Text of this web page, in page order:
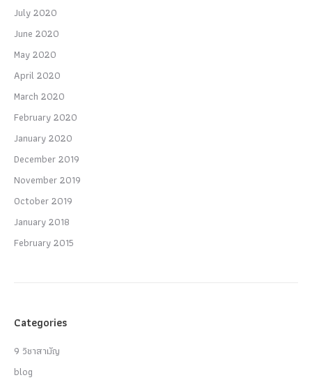
July 2020
June 2020
May 2020
April 2020
March 2020
February 2020
January 2020
December 2019
November 2019
October 2019
January 2018
February 2015
Categories
9 วิชาสามัญ
blog